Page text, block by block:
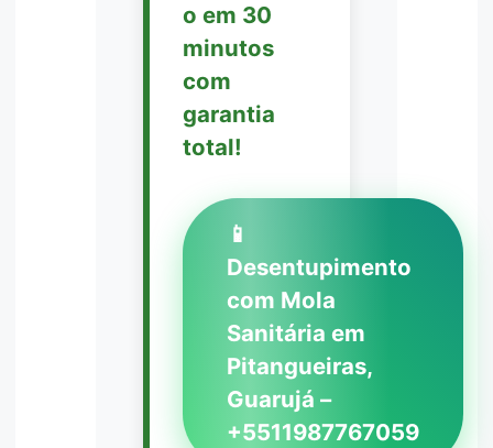
o em 30
minutos
com
garantia
total!
📱
Desentupimento
com Mola
Sanitária em
Pitangueiras,
Guarujá –
+5511987767059